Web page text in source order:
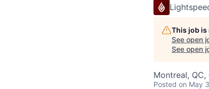
This job
See open
See open
Montreal, QC,
Posted on May